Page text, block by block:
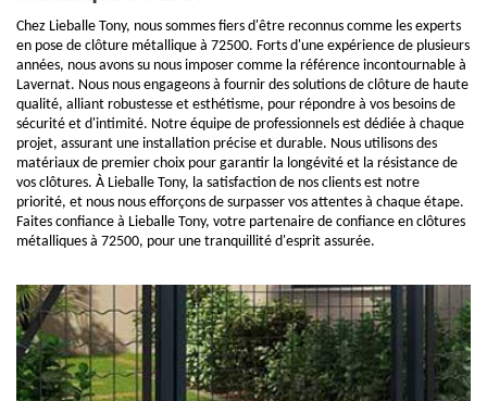
Chez Lieballe Tony, nous sommes fiers d'être reconnus comme les experts
en pose de clôture métallique à 72500. Forts d'une expérience de plusieurs
années, nous avons su nous imposer comme la référence incontournable à
Lavernat. Nous nous engageons à fournir des solutions de clôture de haute
qualité, alliant robustesse et esthétisme, pour répondre à vos besoins de
sécurité et d'intimité. Notre équipe de professionnels est dédiée à chaque
projet, assurant une installation précise et durable. Nous utilisons des
matériaux de premier choix pour garantir la longévité et la résistance de
vos clôtures. À Lieballe Tony, la satisfaction de nos clients est notre
priorité, et nous nous efforçons de surpasser vos attentes à chaque étape.
Faites confiance à Lieballe Tony, votre partenaire de confiance en clôtures
métalliques à 72500, pour une tranquillité d'esprit assurée.